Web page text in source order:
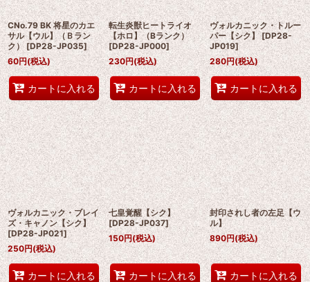
CNo.79 BK 将星のカエ
サル【ウル】（Ｂラン
ク） [DP28-JP035]
60円(税込)
カートに入れる
転生炎獣ヒートライオ
【ホロ】（Bランク）
[DP28-JP000]
230円(税込)
カートに入れる
ヴォルカニック・トルー
パー【シク】 [DP28-
JP019]
280円(税込)
カートに入れる
ヴォルカニック・ブレイ
ズ・キャノン【シク】
[DP28-JP021]
250円(税込)
カートに入れる
七皇覚醒【シク】
[DP28-JP037]
150円(税込)
カートに入れる
封印されし者の左足【ウ
ル】
890円(税込)
カートに入れる